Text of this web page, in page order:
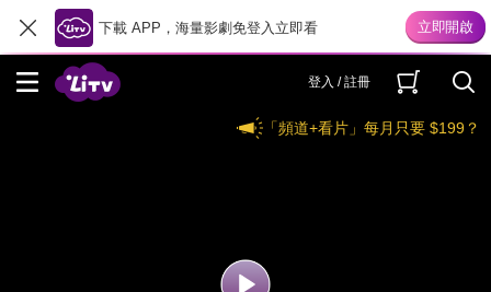
下載 APP，海量影劇免登入立即看
登入 / 註冊
「頻道+看片」每月只要 $199？